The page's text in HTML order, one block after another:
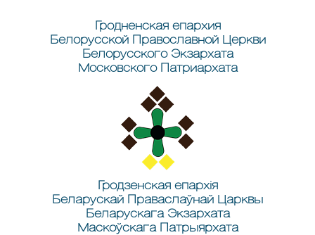
Гродненская епархия
Белорусской Православной Церкви
Белорусского Экзархата
Московского Патриархата
Гродзенская епархія
Беларускай Праваслаўнай Царквы
Беларускага Экзархата
Маскоўскага Патрыярхата